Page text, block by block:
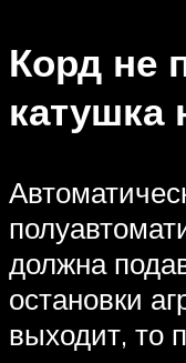
Корд не
катушка
должна
остановки
выходит, то